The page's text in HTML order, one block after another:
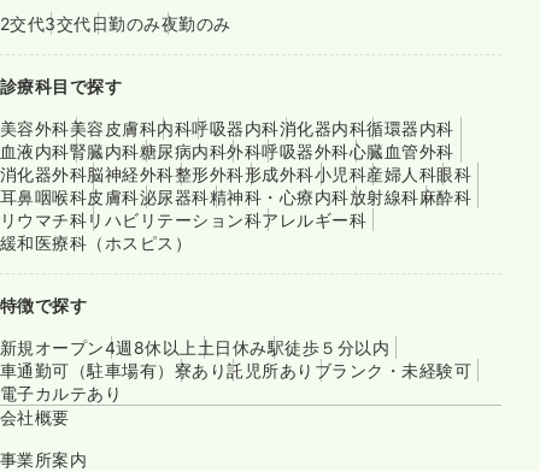
2交代3交代日勤のみ夜勤のみ
診療科目で探す
美容外科美容皮膚科内科呼吸器内科消化器内科循環器内科
血液内科腎臓内科糖尿病内科外科呼吸器外科心臓血管外科
消化器外科脳神経外科整形外科形成外科小児科産婦人科眼科
耳鼻咽喉科皮膚科泌尿器科精神科・心療内科放射線科麻酔科
リウマチ科リハビリテーション科アレルギー科
緩和医療科（ホスピス）
特徴で探す
新規オープン4週8休以上 土日休み駅徒歩５分以内
車通勤可（駐車場有） 寮あり託児所あり ブランク・未経験可
電子カルテあり
会社概要
事業所案内